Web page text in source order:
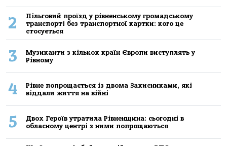
2
Пільговий проїзд у рівненському громадському
транспорті без транспортної картки: кого це
стосується
3
Музиканти з кількох країн Європи виступлять у
Рівному
4
Рівне попрощається із двома Захисниками, які
віддали життя на війні
5
Двох Героїв утратила Рівненщина: сьогодні в
обласному центрі з ними попрощаються